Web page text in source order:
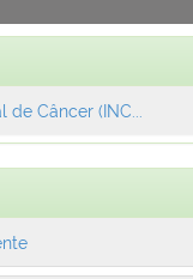
Câncer (INC...